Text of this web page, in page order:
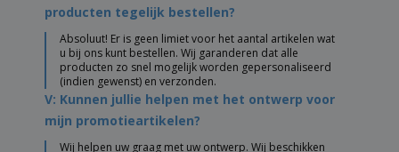
producten tegelijk bestellen?
Absoluut! Er is geen limiet voor het aantal artikelen wat
u bij ons kunt bestellen. Wij garanderen dat alle
producten zo snel mogelijk worden gepersonaliseerd
(indien gewenst) en verzonden.
V: Kunnen jullie helpen met het ontwerp voor
mijn promotieartikelen?
Wij helpen uw graag met uw ontwerp. Wij beschikken